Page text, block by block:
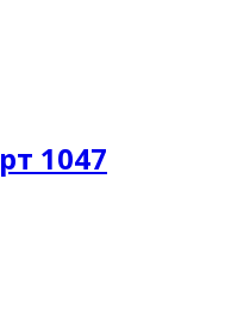
1047